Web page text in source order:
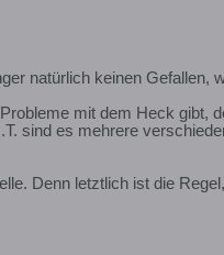
natürlich keinen Gefallen,
mit dem Heck gibt,
sind es mehrere
Denn letztlich ist die